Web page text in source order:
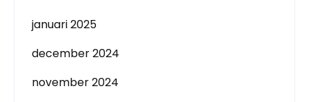
januari 2025
december 2024
november 2024